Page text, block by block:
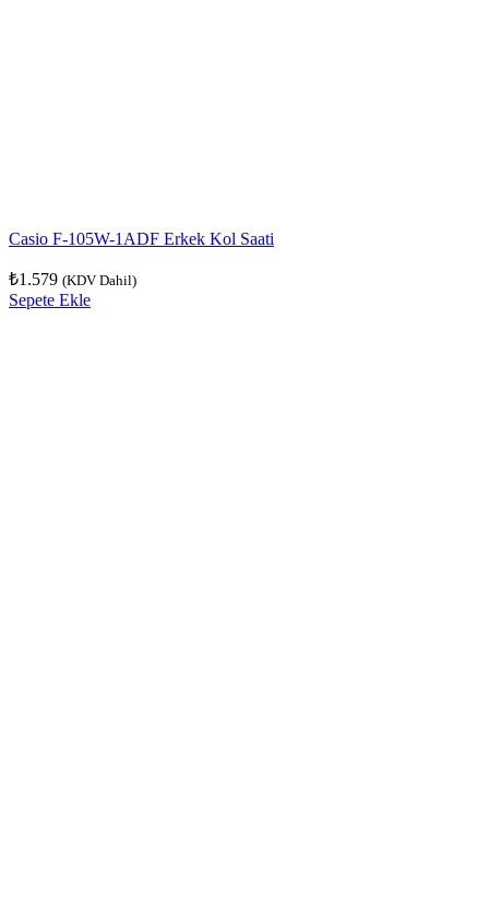
Casio F-105W-1ADF Erkek Kol Saati
₺1.579 (KDV Dahil)
Sepete Ekle